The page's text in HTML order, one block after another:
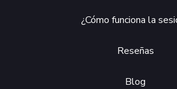
¿Cómo funciona la
Reseñas
Blog